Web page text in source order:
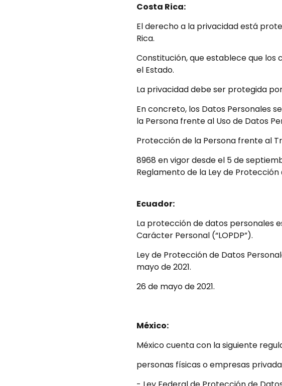
Costa Rica:
El derecho a la privacidad está
Rica.
Constitución, que establece que
el Estado.
La privacidad debe ser protegida
En concreto, los Datos Personales
la Persona frente al Uso de Datos
Protección de la Persona frente al
8968 en vigor desde el 5 de
Reglamento de la Ley de Protección
Ecuador:
La protección de datos personales
Carácter Personal (“LOPDP”).
Ley de Protección de Datos
mayo de 2021.
26 de mayo de 2021.
México:
México cuenta con la siguiente
personas físicas o empresas